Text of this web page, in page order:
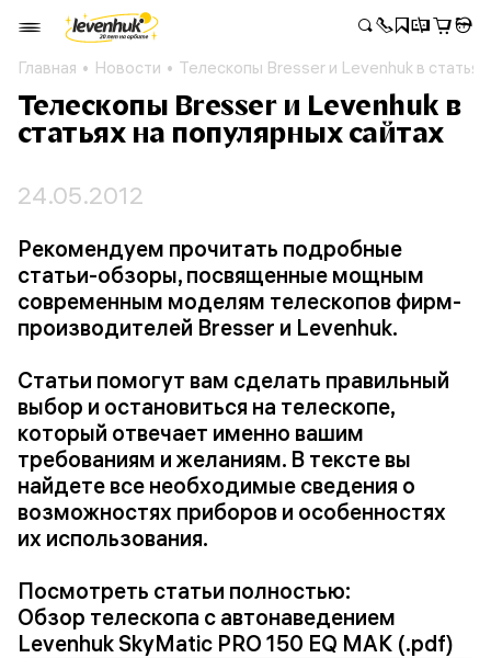
Главная Новости Телескопы Bresser и Levenhuk в
Телескопы Bresser и Levenhuk в
статьях на популярных сайтах
24.05.2012
Рекомендуем прочитать подробные
статьи-обзоры, посвященные мощным
современным моделям телескопов фирм-
производителей Bresser и Levenhuk.
Статьи помогут вам сделать правильный
выбор и остановиться на телескопе,
который отвечает именно вашим
требованиям и желаниям. В тексте вы
найдете все необходимые сведения о
возможностях приборов и особенностях
их использования.
Посмотреть статьи полностью:
Обзор телескопа с автонаведением
Levenhuk SkyMatic PRO 150 EQ MAK (.pdf)